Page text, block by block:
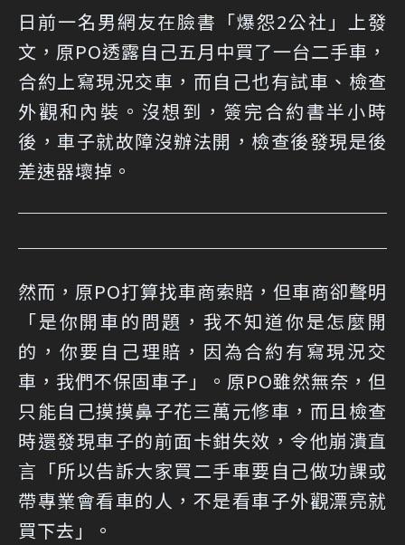
日前一名男網友在臉書「爆怨2公社」上發
文 ，原PO透露自己五月中買了一台二手車，
合約上寫現況交車，而自己也有試車、檢查
外觀和內裝。沒想到，簽完合約書半小時
後，車子就故障沒辦法開，檢查後發現是後
差速器壞掉。
然而，原PO打算找車商索賠，但車商卻聲明
「是你開車的問題，我不知道你是怎麼開
的，你要自己理賠，因為合約有寫現況交
車，我們不保固車子」。原PO雖然無奈，但
只能自己摸摸鼻子花三萬元修車，而且檢查
時還發現車子的前面卡鉗失效，令他崩潰直
言「所以告訴大家買二手車要自己做功課或
帶專業會看車的人，不是看車子外觀漂亮就
買下去」。